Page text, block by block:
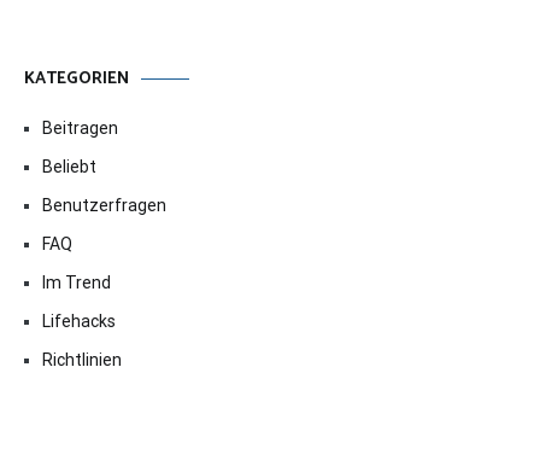
KATEGORIEN
Beitragen
Beliebt
Benutzerfragen
FAQ
Im Trend
Lifehacks
Richtlinien